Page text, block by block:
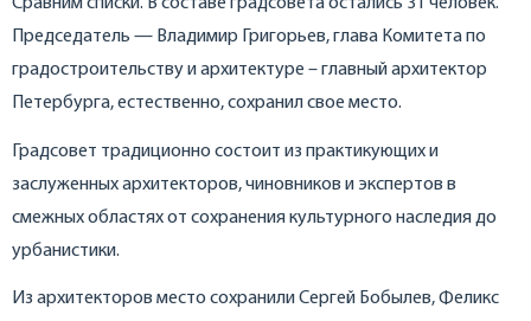
Сравним списки. В составе градсовета остались 31 человек.
Председатель — Владимир Григорьев, глава Комитета по
градостроительству и архитектуре – главный архитектор
Петербурга, естественно, сохранил свое место.
Градсовет традиционно состоит из практикующих и
заслуженных архитекторов, чиновников и экспертов в
смежных областях от сохранения культурного наследия до
урбанистики.
Из архитекторов место сохранили Сергей Бобылев, Феликс